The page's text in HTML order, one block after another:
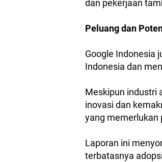
dan pekerjaan
Peluang dan
Google Indonesia
Indonesia dan
Meskipun industri
inovasi dan
yang memerlukan
Laporan ini
terbatasnya